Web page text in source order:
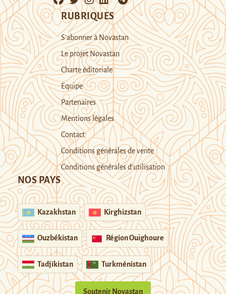
RUBRIQUES
S’abonner à Novastan
Le projet Novastan
Charte éditoriale
Equipe
Partenaires
Mentions légales
Contact
Conditions générales de vente
Conditions générales d’utilisation
NOS PAYS
Kazakhstan Kirghizstan
Ouzbékistan Région Ouïghoure
Tadjikistan Turkménistan
Soutenir Novastan